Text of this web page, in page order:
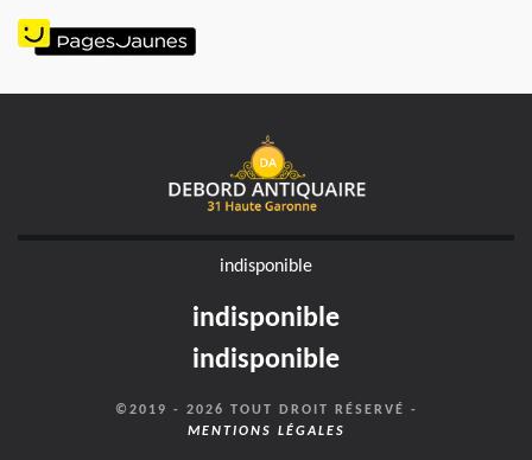
indisponible
indisponible
indisponible
©2019 - 2026 TOUT DROIT RÉSERVÉ -
MENTIONS LÉGALES